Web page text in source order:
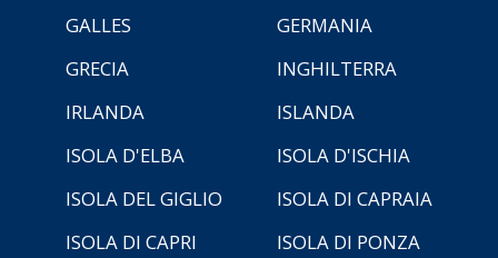
GALLES
GERMANIA
GRECIA
INGHILTERRA
IRLANDA
ISLANDA
ISOLA D'ELBA
ISOLA D'ISCHIA
ISOLA DEL GIGLIO
ISOLA DI CAPRAIA
ISOLA DI CAPRI
ISOLA DI PONZA